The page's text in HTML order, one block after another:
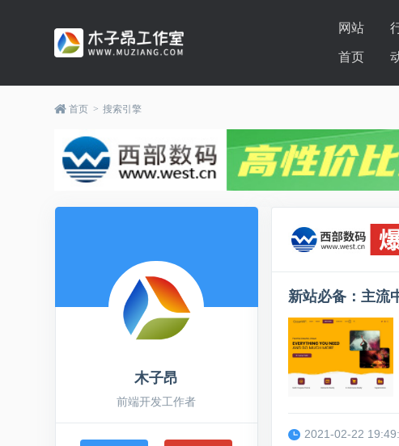
网站
首页
首页 > 搜索引擎
木子昂
前端开发工作者
新站必备：主流
2021-02-22
新站必备
博客网址提